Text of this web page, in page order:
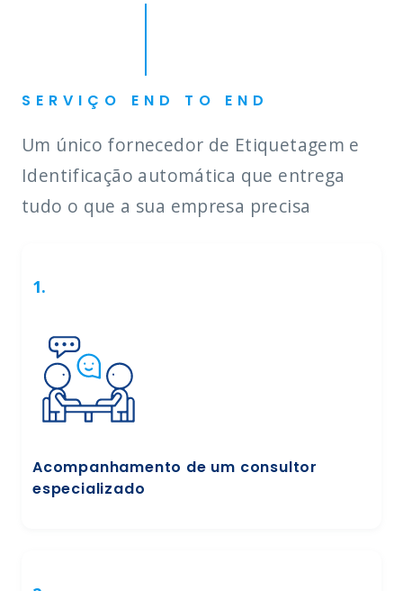
SERVIÇO END TO END
Um único fornecedor de Etiquetagem e
Identificação automática que entrega
tudo o que a sua empresa precisa
1.
Acompanhamento de um consultor
especializado